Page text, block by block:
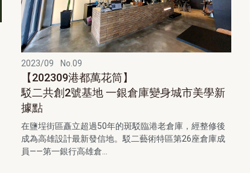
2023/09 No.09
【202309港都萬花筒】
駁二共創2號基地 一銀倉庫變身城市美學新
據點
在鹽埕街區矗立超過50年的斑駁臨港老倉庫，經整修後
成為高雄設計最新發信地。駁二藝術特區第26座倉庫成
員——第一銀行高雄倉...